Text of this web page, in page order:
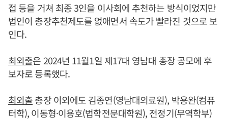
접 등을 거쳐 최종 3인을 이사회에 추천하는 방식이었지만
법인이 총장추천제도를 없애면서 속도가 빨라진 것으로 보
인다.
최외출은 2024년 11월1일 제17대 영남대 총장 공모에 후
보자로 등록했다.
최외출총장 이외에도 김종연(영남대의료원), 박용완(컴퓨
터학), 이동형·이용호(법학전문대학원), 전정기(무역학부)